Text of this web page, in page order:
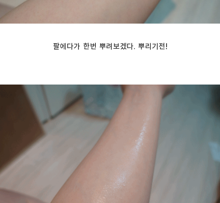
팔에다가 한번 뿌려보겠다. 뿌리기전!